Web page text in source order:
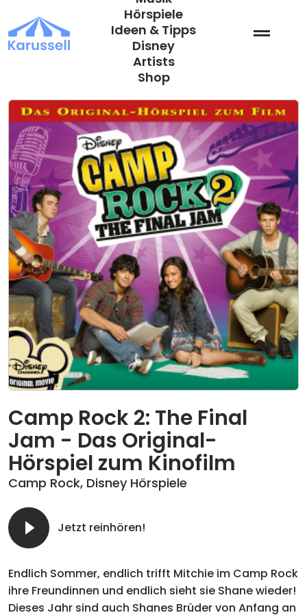
Inhalt
springen
Hörspiele
Ideen & Tipps
Disney
Artists
Shop
Camp Rock 2: The Final
Jam - Das Original-
Hörspiel zum Kinofilm
Camp Rock, Disney Hörspiele
Jetzt reinhören!
Endlich Sommer, endlich trifft Mitchie im Camp Rock
ihre Freundinnen und endlich sieht sie Shane wieder!
Dieses Jahr sind auch Shanes Brüder von Anfang an